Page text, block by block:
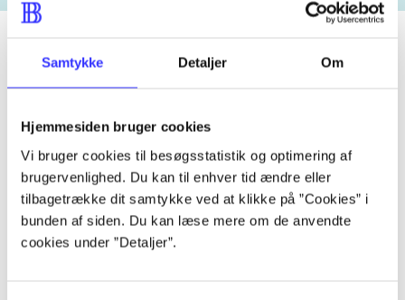
Samtykke Detaljer Om
Hjemmesiden bruger cookies
Vi bruger cookies til besøgsstatistik og optimering af
brugervenlighed. Du kan til enhver tid ændre eller
tilbagetrække dit samtykke ved at klikke på ”Cookies” i
bunden af siden. Du kan læse mere om de anvendte
cookies under ”Detaljer”.
Artiklen er en del af
lorem ipsum dolor sit amet ...
Tidsskrift
Artiklerne i handler ofte om